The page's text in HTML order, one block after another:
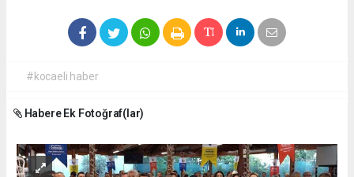
#kocaeli haber
Habere Ek Fotoğraf(lar)